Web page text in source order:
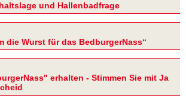
und Hallenbadfrage
die Wurst für das BedburgerNass“
erhalten - Stimmen Sie mit Ja